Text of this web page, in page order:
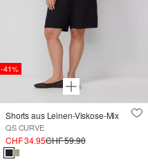
-41%
Shorts aus Leinen-Viskose-Mix
QS CURVE
CHF 34.95CHF 59.90